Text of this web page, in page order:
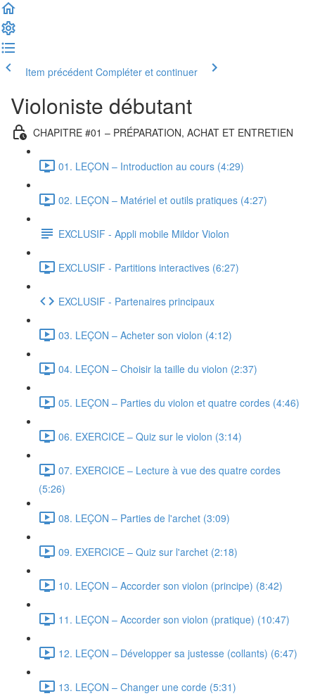
Item précédent Compléter et continuer
Violoniste débutant
CHAPITRE #01 – PRÉPARATION, ACHAT ET ENTRETIEN
01. LEÇON – Introduction au cours (4:29)
02. LEÇON – Matériel et outils pratiques (4:27)
EXCLUSIF - Appli mobile Mildor Violon
EXCLUSIF - Partitions interactives (6:27)
EXCLUSIF - Partenaires principaux
03. LEÇON – Acheter son violon (4:12)
04. LEÇON – Choisir la taille du violon (2:37)
05. LEÇON – Parties du violon et quatre cordes (4:46)
06. EXERCICE – Quiz sur le violon (3:14)
07. EXERCICE – Lecture à vue des quatre cordes
(5:26)
08. LEÇON – Parties de l'archet (3:09)
09. EXERCICE – Quiz sur l'archet (2:18)
10. LEÇON – Accorder son violon (principe) (8:42)
11. LEÇON – Accorder son violon (pratique) (10:47)
12. LEÇON – Développer sa justesse (collants) (6:47)
13. LEÇON – Changer une corde (5:31)